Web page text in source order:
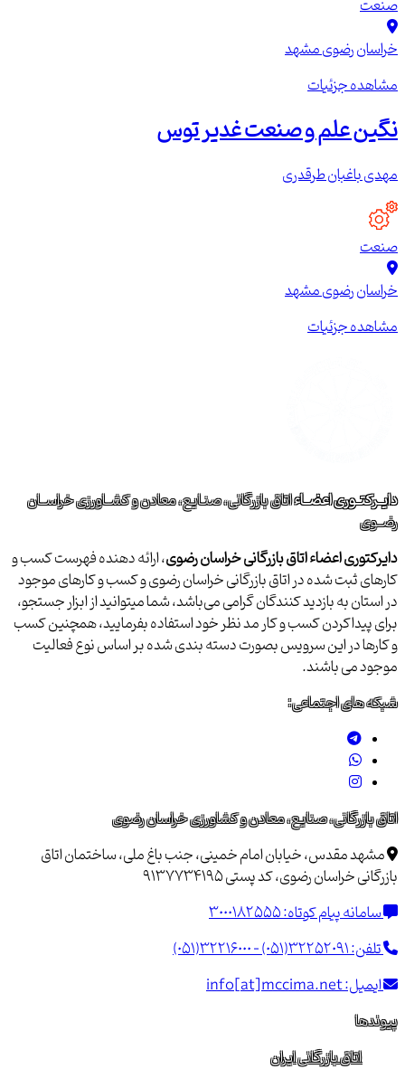
صنعت
خراسان رضویمشهد
مشاهده جزئیات
نگین علم و صنعت غدیر توس
مهدی باغبان طرقدری
صنعت
خراسان رضویمشهد
مشاهده جزئیات
دایــرکتــوری اعضــاءاتاق بازرگانی، صنـایع، معادن و کشــاورزی خراســان
رضــوی
دایرکتوری اعضاء اتاق بازرگانی خراسان رضوی، ارائه دهنده فهرست کسب و
کارهای ثبت شده در اتاق بازرگانی خراسان رضوی و کسب و کارهای موجود
در استان به بازدید کنندگان گرامی می‌باشد، شما میتوانید از ابزار جستجو،
برای پیداکردن کسب و کار مد نظر خود استفاده بفرمایید، همچنین کسب
و کارها در این سرویس بصورت دسته بندی شده بر اساس نوع فعالیت
موجود می باشند.
شبکه های اجتماعی:
اتاق بازرگانی، صنایع، معادن و کشاورزی خراسان رضوی
مشهد مقدس، خیابان امام خمینی، جنب باغ ملی، ساختمان اتاق
بازرگانی خراسان رضوی، کد پستی 9137734195
سامانه پیام کوتاه:3000182555
تلفن:(051)32216000 - (051)32252091
ایمیل:info[at]mccima.net
پیوندها
اتاق بازرگانی ایران